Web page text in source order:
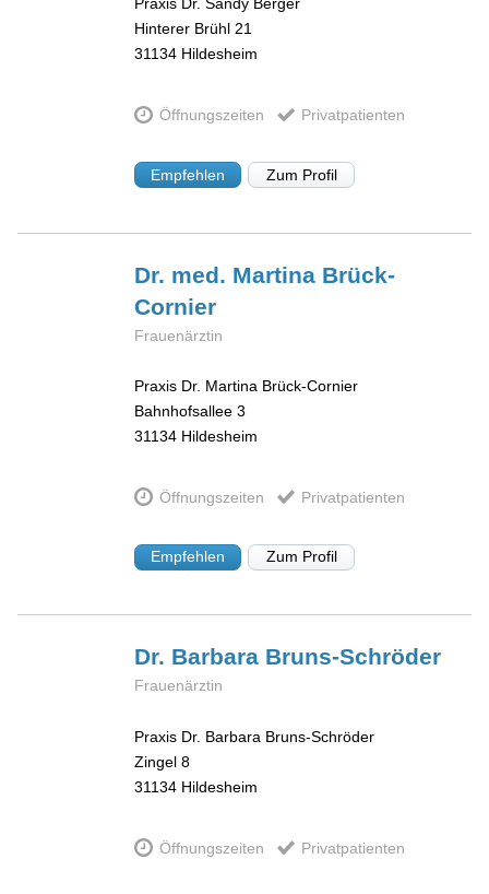
Praxis Dr. Sandy Berger
Hinterer Brühl 21
31134 Hildesheim
Öffnungszeiten Privatpatienten
Empfehlen Zum Profil
Dr. med. Martina Brück-
Cornier
Frauenärztin
Praxis Dr. Martina Brück-Cornier
Bahnhofsallee 3
31134 Hildesheim
Öffnungszeiten Privatpatienten
Empfehlen Zum Profil
Dr. Barbara Bruns-Schröder
Frauenärztin
Praxis Dr. Barbara Bruns-Schröder
Zingel 8
31134 Hildesheim
Öffnungszeiten Privatpatienten